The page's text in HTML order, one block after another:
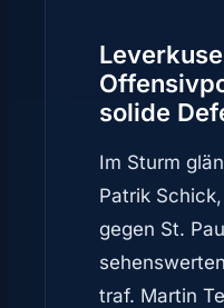
solide
Im Sturm
Patrik
gegen St.
traf. Martin